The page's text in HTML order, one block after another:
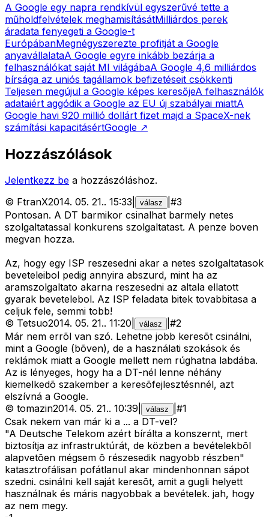
A Google egy napra rendkívül egyszerűvé tette a
műholdfelvételek meghamisításátMilliárdos perek
áradata fenyegeti a Google-t
EurópábanMegnégyszerezte profitját a Google
anyavállalataA Google egyre inkább bezárja a
felhasználókat saját MI világábaA Google 4,6 milliárdos
bírsága az uniós tagállamok befizetéseit csökkenti
Teljesen megújul a Google képes keresőjeA felhasználók
adataiért aggódik a Google az EU új szabályai miattA
Google havi 920 millió dollárt fizet majd a SpaceX-nek
számítási kapacitásértGoogle ↗
Hozzászólások
Jelentkezz be a hozzászóláshoz.
© FtranX2014. 05. 21.. 15:33 válasz #3
Pontosan. A DT barmikor csinalhat barmely netes
szolgaltatassal konkurens szolgaltatast. A penze boven
megvan hozza.
Az, hogy egy ISP reszesedni akar a netes szolgaltatasok
beveteleibol pedig annyira abszurd, mint ha az
aramszolgaltato akarna reszesedni az altala ellatott
gyarak bevetelebol. Az ISP feladata bitek tovabbitasa a
celjuk fele, semmi tobb!
© Tetsuo2014. 05. 21.. 11:20 válasz #2
Már nem errõl van szó. Lehetne jobb keresõt csinálni,
mint a Google (bõven), de a használati szokások és
reklámok miatt a Google mellett nem rúghatna labdába.
Az is lényeges, hogy ha a DT-nél lenne néhány
kiemelkedõ szakember a keresõfejlesztésnnél, azt
elszívná a Google.
© tomazin2014. 05. 21.. 10:39 válasz #1
Csak nekem van már ki a ... a DT-vel?
"A Deutsche Telekom azért bírálta a konszernt, mert
biztosítja az infrastruktúrát, de közben a bevételekbõl
alapvetõen mégsem õ részesedik nagyobb részben"
katasztrofálisan pofátlanul akar mindenhonnan sápot
szedni. csinálni kell saját keresõt, amit a gugli helyett
használnak és máris nagyobbak a bevételek. jah, hogy
az nem megy.